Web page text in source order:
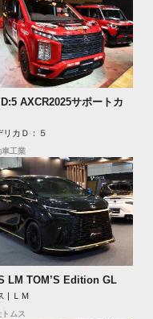
AXCR2025サポートカ
リカＤ：５
車工業
LM TOM’S Edition GL
| ＬＭ
ムス